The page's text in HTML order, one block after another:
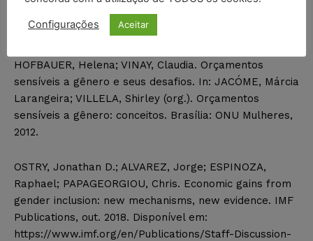
REFERÊNCIAS
HOFBAUER, Helena; VINAY, Claudia. Orçamentos
sensíveis a gênero e seus desafios. In: JACÓME, Márcia
Larangeira; VILLELA, Shirley (org.). Orçamentos
sensíveis a gênero: conceitos. Brasília: ONU Mulheres,
2012.
OSTRY, Jonathan D.; ALVAREZ, Jorge; ESPINOZA,
Raphael; PAPAGEORGIOU, Chris. Economic gains from
gender inclusion: new mechanisms, new evidence. IMF
Publications, out. 2018. Disponível em:
https://www.imf.org/en/Publications/Staff-Discussion-
Configurações Aceitar